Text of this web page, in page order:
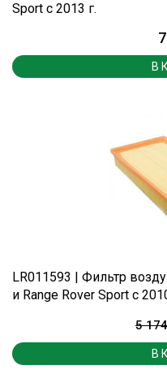
Sport c 2013 г.
В
LR011593 | Фильтр
и Range Rover Sport c
5
В